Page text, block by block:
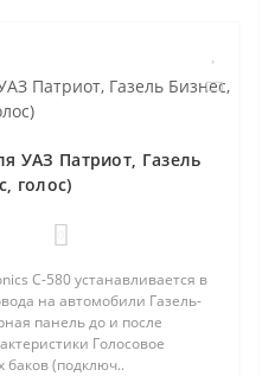
УАЗ Патриот, Газель
голос)
C-580 устанавливается в
на автомобили Газель-
панель до и после
Голосовое
(подключ..